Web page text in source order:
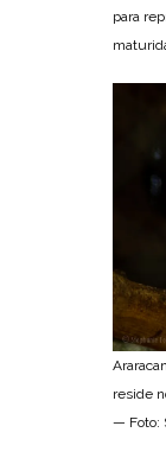
para
reside
— Foto: